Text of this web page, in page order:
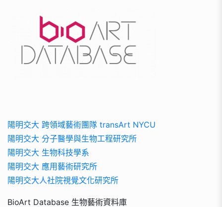
陽明交大 跨領域藝術團隊 transArt NYCU
陽明交大 分子醫學與生物工程研究所
陽明交大 生物科技學系
陽明交大 應用藝術研究所
陽明交大人社院視覺文化研究所
BioArt Database 生物藝術資料庫